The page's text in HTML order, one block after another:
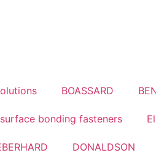
BOASSARD
bonding fasteners
DONALDSON